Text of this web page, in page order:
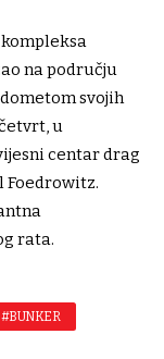
kompleksa
na području
svojih
u
centar drag
Foedrowitz.
rata.
#BUNKER